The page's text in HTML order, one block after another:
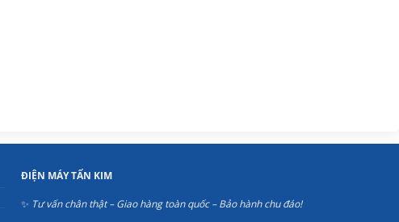
ĐIỆN MÁY TẤN KIM
✨ Tư vấn chân thật – Giao hàng toàn quốc – Bảo hành chu đáo!